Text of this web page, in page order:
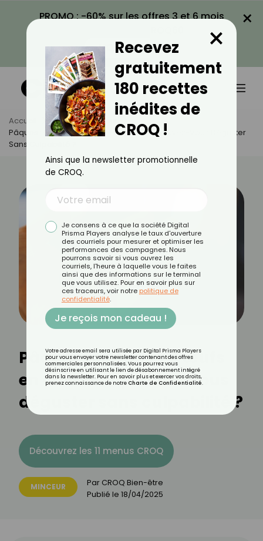
PROMO : -60% sur les offres 3 et 6 mois
VOIR LA PROMO
×
Accueil Actus
Minceur
Pâques : Combien D'œufs En Chocolat Pouvez-Vous Déguster
Sans Culpabilité ?
Pâques : combien d'œufs
en chocolat pouvez-vous
déguster sans culpabilité ?
Découvrez les 11 menus CROQ
MINCEUR Par CROQ Bien-être
Publié le 18/04/2025
Recevez
gratuitement
180 recettes
inédites de
CROQ !
×
Ainsi que la newsletter promotionnelle
de CROQ.
Je consens à ce que la société Digital
Prisma Players analyse le taux d'ouverture
des courriels pour mesurer et optimiser les
performances des campagnes. Nous
pourrons savoir si vous ouvrez les
courriels, l'heure à laquelle vous le faites
ainsi que des informations sur le terminal
que vous utilisez. Pour en savoir plus sur
ces traceurs, voir notre politique de
confidentialité.
Je reçois mon cadeau !
Votre adresse email sera utilisée par Digital Prisma Players
pour vous envoyer votre newsletter contenant des offres
commerciales personnalisées. Vous pourrez vous
désinscrire en utilisant le lien de désabonnement intégré
dans la newsletter. Pour en savoir plus et exercer vos droits,
prenez connaissance de notre Charte de Confidentialité.